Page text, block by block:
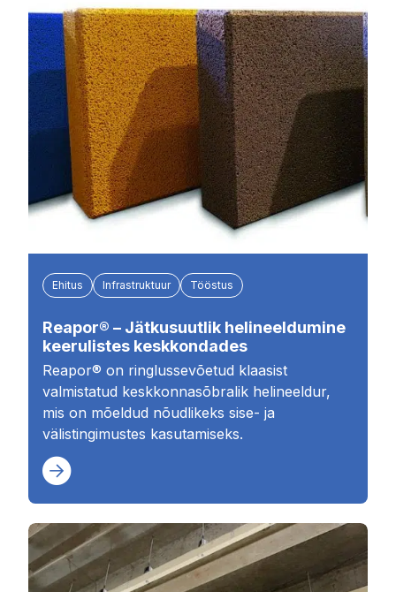
Ehitus Infrastruktuur Tööstus
Reapor® – Jätkusuutlik helineeldumine
keerulistes keskkondades
Reapor® on ringlussevõetud klaasist
valmistatud keskkonnasõbralik helineeldur,
mis on mõeldud nõudlikeks sise- ja
välistingimustes kasutamiseks.